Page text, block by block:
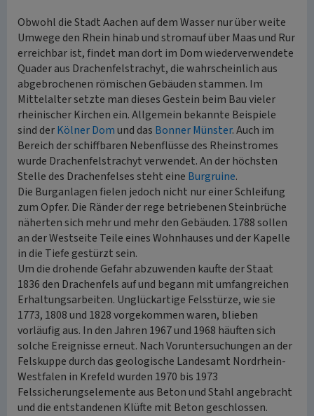
Obwohl die Stadt Aachen auf dem Wasser nur über weite
Umwege den Rhein hinab und stromauf über Maas und Rur
erreichbar ist, findet man dort im Dom wiederverwendete
Quader aus Drachenfelstrachyt, die wahrscheinlich aus
abgebrochenen römischen Gebäuden stammen. Im
Mittelalter setzte man dieses Gestein beim Bau vieler
rheinischer Kirchen ein. Allgemein bekannte Beispiele
sind derKölner Domund das Bonner Münster. Auch im
Bereich der schiffbaren Nebenflüsse des Rheinstromes
wurde Drachenfelstrachyt verwendet. An der höchsten
Stelle des Drachenfelses steht eine Burgruine.
Die Burganlagen fielen jedoch nicht nur einer Schleifung
zum Opfer. Die Ränder der rege betriebenen Steinbrüche
näherten sich mehr und mehr den Gebäuden. 1788 sollen
an der Westseite Teile eines Wohnhauses und der Kapelle
in die Tiefe gestürzt sein.
Um die drohende Gefahr abzuwenden kaufte der Staat
1836 den Drachenfels auf und begann mit umfangreichen
Erhaltungsarbeiten. Unglückartige Felsstürze, wie sie
1773, 1808 und 1828 vorgekommen waren, blieben
vorläufig aus. In den Jahren 1967 und 1968 häuften sich
solche Ereignisse erneut. Nach Voruntersuchungen an der
Felskuppe durch das geologische Landesamt Nordrhein-
Westfalen in Krefeld wurden 1970 bis 1973
Felssicherungselemente aus Beton und Stahl angebracht
und die entstandenen Klüfte mit Beton geschlossen.